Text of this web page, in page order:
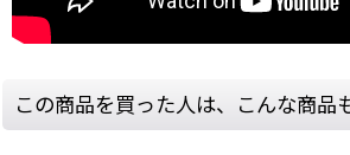
この商品を買った人は、こんな商品